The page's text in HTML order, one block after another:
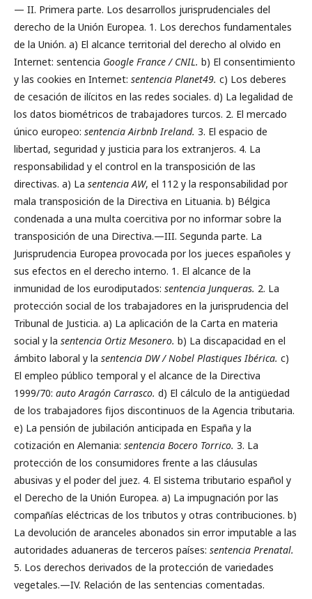
— II. Primera parte. Los desarrollos jurisprudenciales del
derecho de la Unión Europea. 1. Los derechos fundamentales
de la Unión. a) El alcance territorial del derecho al olvido en
Internet: sentencia Google France / CNIL. b) El consentimiento
y las cookies en Internet: sentencia Planet49. c) Los deberes
de cesación de ilícitos en las redes sociales. d) La legalidad de
los datos biométricos de trabajadores turcos. 2. El mercado
único europeo: sentencia Airbnb Ireland. 3. El espacio de
libertad, seguridad y justicia para los extranjeros. 4. La
responsabilidad y el control en la transposición de las
directivas. a) La sentencia AW, el 112 y la responsabilidad por
mala transposición de la Directiva en Lituania. b) Bélgica
condenada a una multa coercitiva por no informar sobre la
transposición de una Directiva.—III. Segunda parte. La
Jurisprudencia Europea provocada por los jueces españoles y
sus efectos en el derecho interno. 1. El alcance de la
inmunidad de los eurodiputados: sentencia Junqueras. 2. La
protección social de los trabajadores en la jurisprudencia del
Tribunal de Justicia. a) La aplicación de la Carta en materia
social y la sentencia Ortiz Mesonero. b) La discapacidad en el
ámbito laboral y la sentencia DW / Nobel Plastiques Ibérica. c)
El empleo público temporal y el alcance de la Directiva
1999/70: auto Aragón Carrasco. d) El cálculo de la antigüedad
de los trabajadores fijos discontinuos de la Agencia tributaria.
e) La pensión de jubilación anticipada en España y la
cotización en Alemania: sentencia Bocero Torrico. 3. La
protección de los consumidores frente a las cláusulas
abusivas y el poder del juez. 4. El sistema tributario español y
el Derecho de la Unión Europea. a) La impugnación por las
compañías eléctricas de los tributos y otras contribuciones. b)
La devolución de aranceles abonados sin error imputable a las
autoridades aduaneras de terceros países: sentencia Prenatal.
5. Los derechos derivados de la protección de variedades
vegetales.—IV. Relación de las sentencias comentadas.